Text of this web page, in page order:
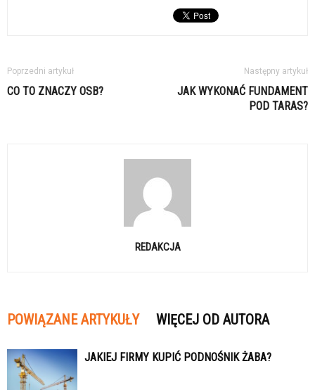
Poprzedni artykuł
CO TO ZNACZY OSB?
Następny artykuł
JAK WYKONAĆ FUNDAMENT
POD TARAS?
REDAKCJA
POWIĄZANE ARTYKUŁY WIĘCEJ OD AUTORA
JAKIEJ FIRMY KUPIĆ PODNOŚNIK ŻABA?